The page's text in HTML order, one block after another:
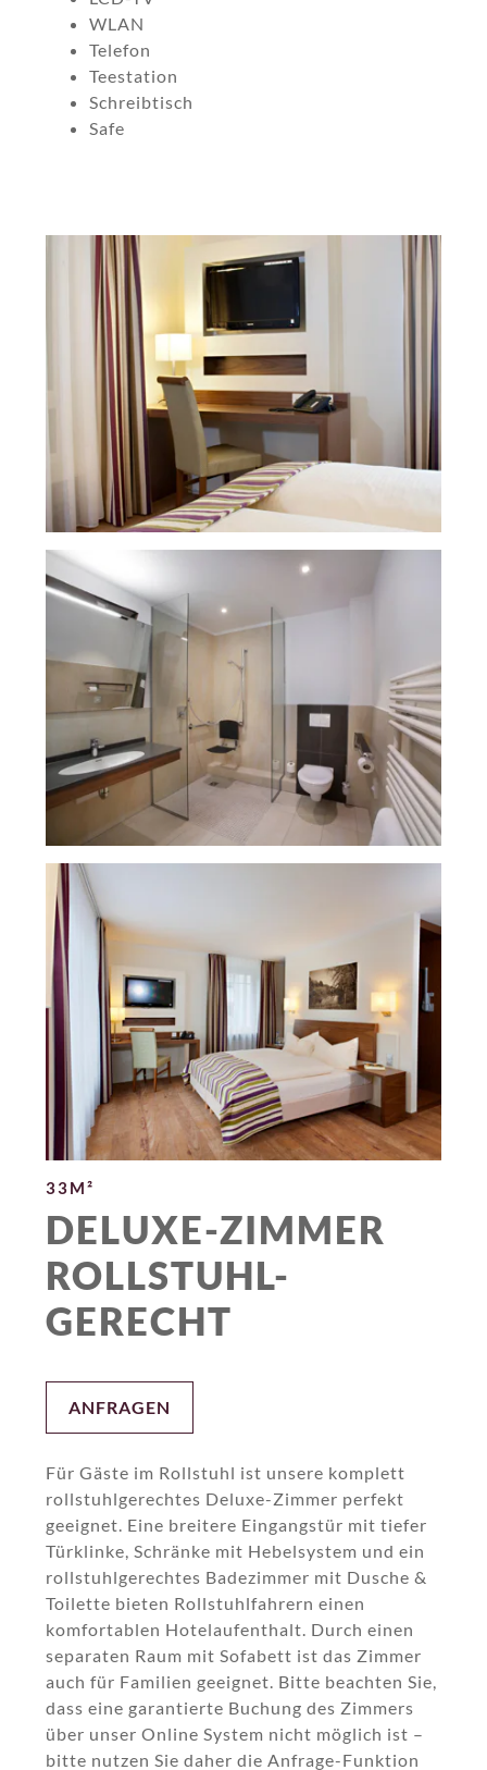
WLAN
Telefon
Teestation
Schreibtisch
Safe
33M²
DELUXE-ZIMMER
ROLLSTUHL-
GERECHT
ANFRAGEN
Für Gäste im Rollstuhl ist unsere komplett
rollstuhlgerechtes Deluxe-Zimmer perfekt
geeignet. Eine breitere Eingangstür mit tiefer
Türklinke, Schränke mit Hebelsystem und ein
rollstuhlgerechtes Badezimmer mit Dusche &
Toilette bieten Rollstuhlfahrern einen
komfortablen Hotelaufenthalt. Durch einen
separaten Raum mit Sofabett ist das Zimmer
auch für Familien geeignet. Bitte beachten Sie,
dass eine garantierte Buchung des Zimmers
über unser Online System nicht möglich ist –
bitte nutzen Sie daher die Anfrage-Funktion